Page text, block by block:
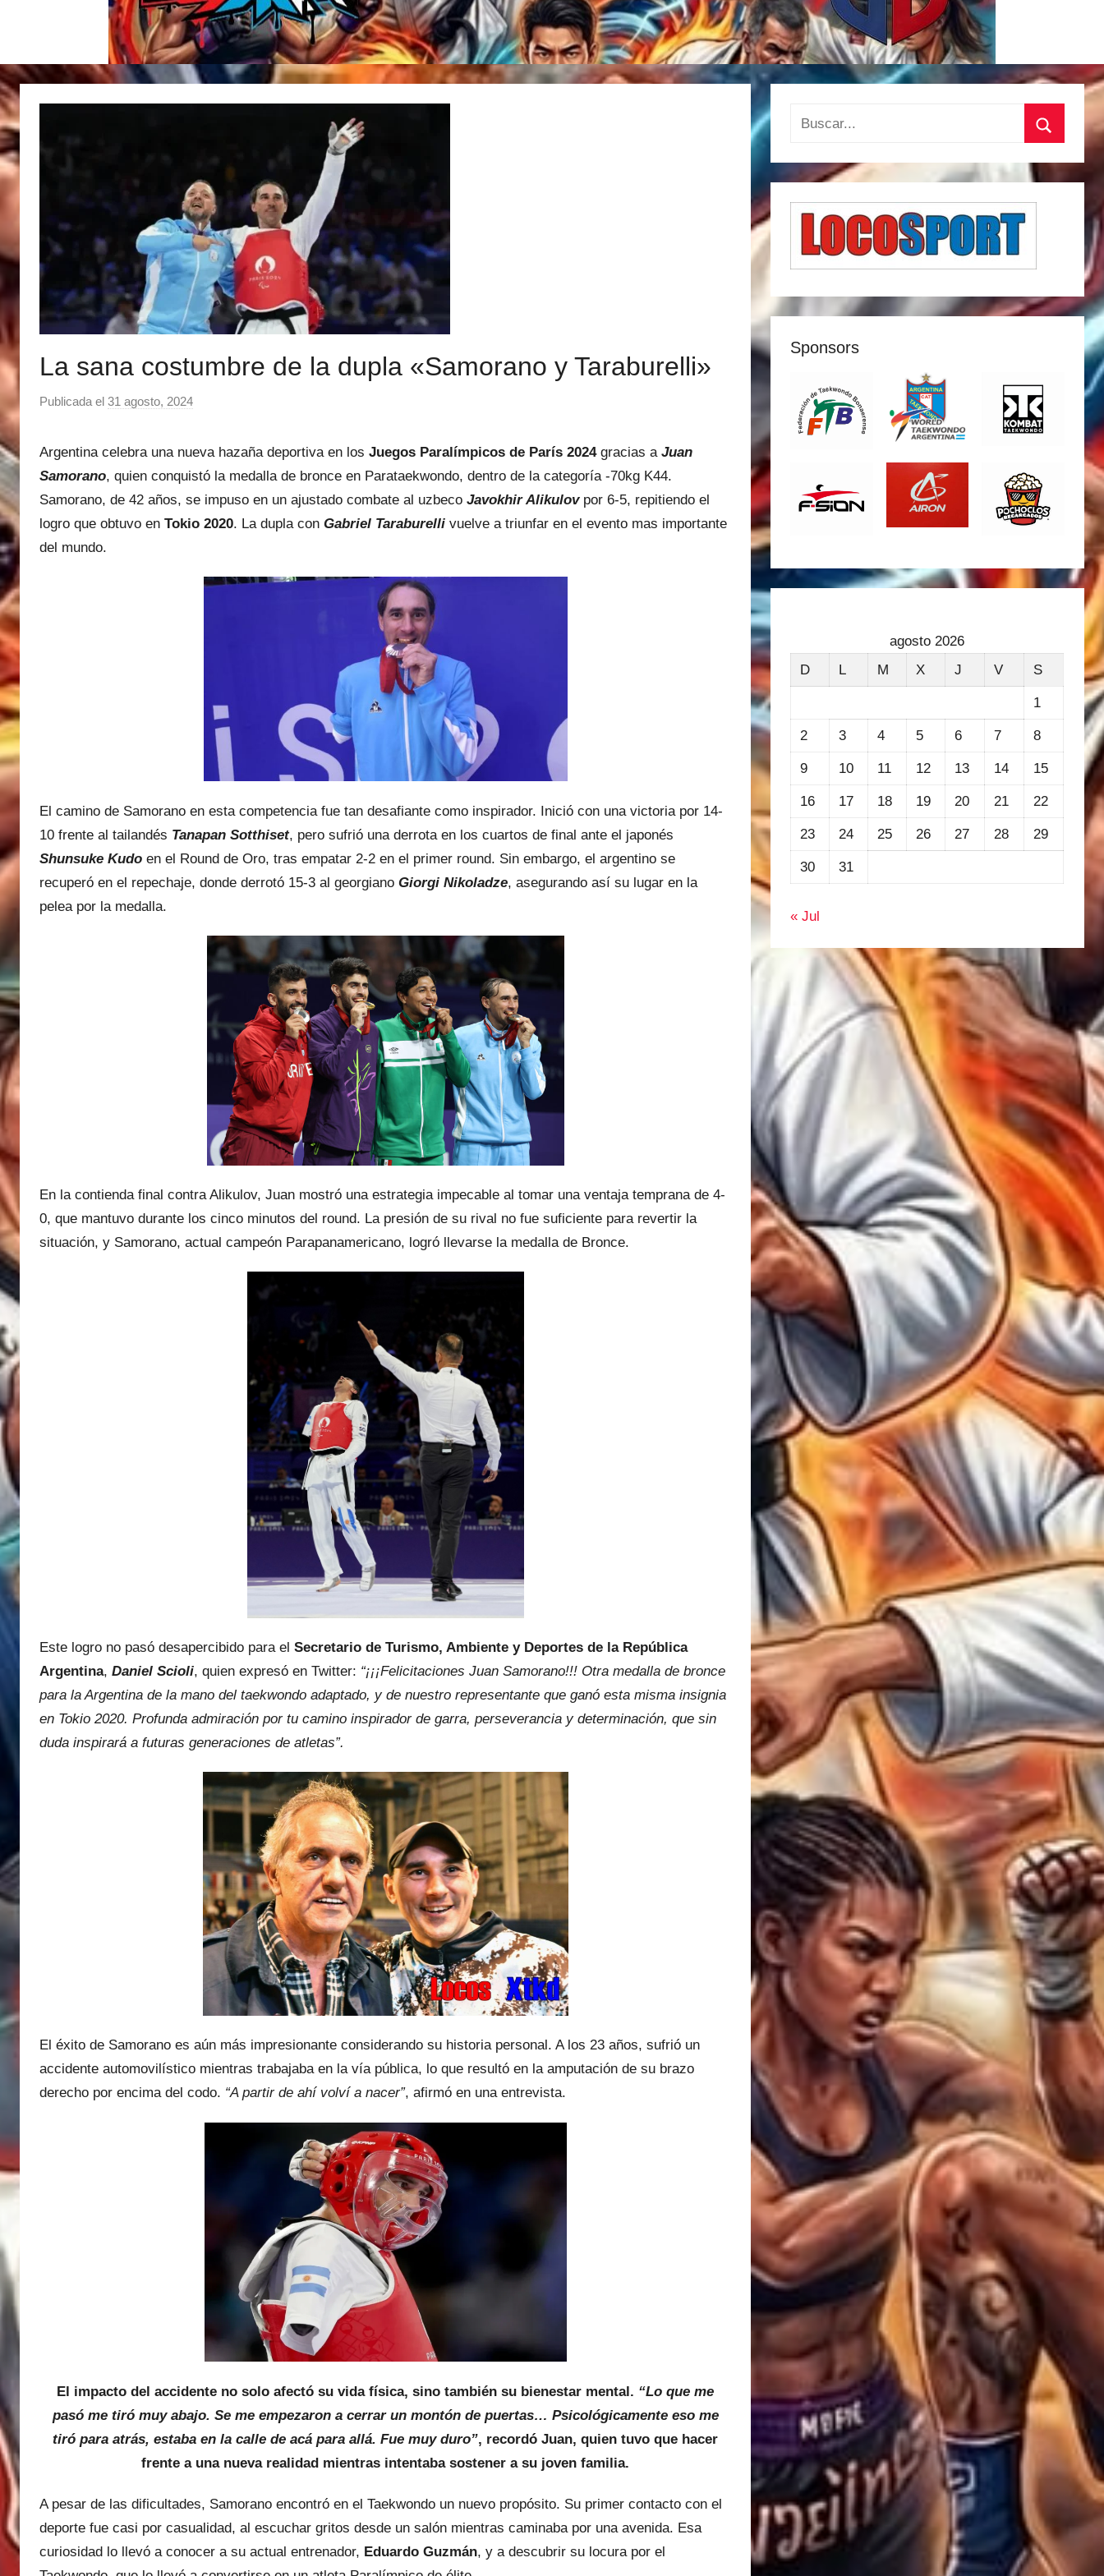
La sana costumbre de la dupla «Samorano y Taraburelli»
Publicada el 31 agosto, 2024
t
í
Argentina celebra una nueva hazaña deportiva en los Juegos Paralímpicos de París 2024gracias a Juan
Samorano, quien conquistó la medalla de bronce en Parataekwondo, dentro de la categoría -70kg K44.
Samorano, de 42 años, se impuso en un ajustado combate al uzbeco Javokhir Alikulovpor 6-5, repitiendo el
logro que obtuvo en Tokio 2020. La dupla con Gabriel Taraburelli vuelve a triunfar en el evento mas importante
del mundo.
El camino de Samorano en esta competencia fue tan desafiante como inspirador. Inició con una victoria por 14-
10 frente al tailandés Tanapan Sotthiset, pero sufrió una derrota en los cuartos de final ante el japonés
Shunsuke Kudo en el Round de Oro, tras empatar 2-2 en el primer round. Sin embargo, el argentino se
recuperó en el repechaje, donde derrotó 15-3 al georgiano Giorgi Nikoladze, asegurando así su lugar en la
pelea por la medalla.
En la contienda final contra Alikulov, Juan mostró una estrategia impecable al tomar una ventaja temprana de 4-
0, que mantuvo durante los cinco minutos del round. La presión de su rival no fue suficiente para revertir la
situación, y Samorano, actual campeón Parapanamericano, logró llevarse la medalla de Bronce.
Este logro no pasó desapercibido para el Secretario de Turismo, Ambiente y Deportes de la República
Argentina, Daniel Scioli, quien expresó en Twitter: “¡¡¡Felicitaciones Juan Samorano!!! Otra medalla de bronce
para la Argentina de la mano del taekwondo adaptado, y de nuestro representante que ganó esta misma insignia
en Tokio 2020. Profunda admiración por tu camino inspirador de garra, perseverancia y determinación, que sin
duda inspirará a futuras generaciones de atletas”.
El éxito de Samorano es aún más impresionante considerando su historia personal. A los 23 años, sufrió un
accidente automovilístico mientras trabajaba en la vía pública, lo que resultó en la amputación de su brazo
derecho por encima del codo. “A partir de ahí volví a nacer”, afirmó en una entrevista.
El impacto del accidente no solo afectó su vida física, sino también su bienestar mental. “Lo que me
pasó me tiró muy abajo. Se me empezaron a cerrar un montón de puertas… Psicológicamente eso me
tiró para atrás, estaba en la calle de acá para allá. Fue muy duro”, recordó Juan, quien tuvo que hacer
frente a una nueva realidad mientras intentaba sostener a su joven familia.
A pesar de las dificultades, Samorano encontró en el Taekwondo un nuevo propósito. Su primer contacto con el
deporte fue casi por casualidad, al escuchar gritos desde un salón mientras caminaba por una avenida. Esa
curiosidad lo llevó a conocer a su actual entrenador, Eduardo Guzmán, y a descubrir su locura por el
Buscar:
Buscar
Sponsors
agosto 2026
D
L M X J V S
1
2 3 4 5 6 7 8
9 10 11 12 13 14 15
16 17 18 19 20 21 22
23 24 25 26 27 28 29
30 31
« Jul